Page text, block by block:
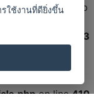
16329.html): No
413
in
on line410
ใช้งานที่ดียิ่งขึ้น